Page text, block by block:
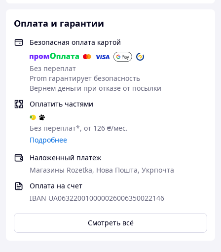
Оплата и гарантии
Безопасная оплата картой
Без переплат
Prom гарантирует безопасность
Вернем деньги при отказе от посылки
Оплатить частями
Без переплат*, от 126 ₴/мес.
Подробнее
Наложенный платеж
Магазины Rozetka, Нова Пошта, Укрпочта
Оплата на счет
IBAN UA063220010000026006350022146
Смотреть всё